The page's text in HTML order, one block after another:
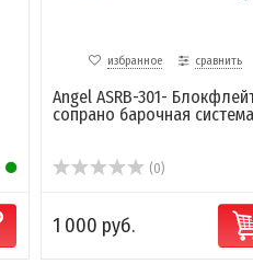
избранное сравнить
Angel ASRB-301-
сопрано барочная система
(0)
1 000 руб.